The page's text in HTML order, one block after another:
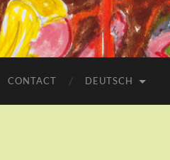
CONTACT DEUTSCH